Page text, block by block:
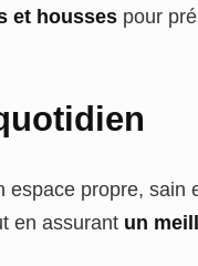
et housses pour
espace propre,
en assurant un